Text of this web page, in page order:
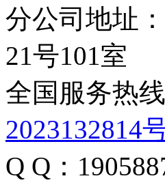
分公司地址
21号101室
全国服务热
2023132814
Q Q：